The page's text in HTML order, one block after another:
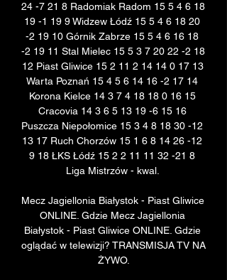
24 -7 21 8 Radomiak Radom 15 5 4 6 18
19 -1 19 9 Widzew Łódź 15 5 4 6 18 20
-2 19 10 Górnik Zabrze 15 5 4 6 16 18
-2 19 11 Stal Mielec 15 5 3 7 20 22 -2 18
12 Piast Gliwice 15 2 11 2 14 14 0 17 13
Warta Poznań 15 4 5 6 14 16 -2 17 14
Korona Kielce 14 3 7 4 18 18 0 16 15
Cracovia 14 3 6 5 13 19 -6 15 16
Puszcza Niepołomice 15 3 4 8 18 30 -12
13 17 Ruch Chorzów 15 1 6 8 14 26 -12
9 18 ŁKS Łódź 15 2 2 11 11 32 -21 8
Liga Mistrzów - kwal.
Mecz Jagiellonia Białystok - Piast Gliwice
ONLINE. Gdzie Mecz Jagiellonia
Białystok - Piast Gliwice ONLINE. Gdzie
oglądać w telewizji? TRANSMISJA TV NA
ŻYWO.